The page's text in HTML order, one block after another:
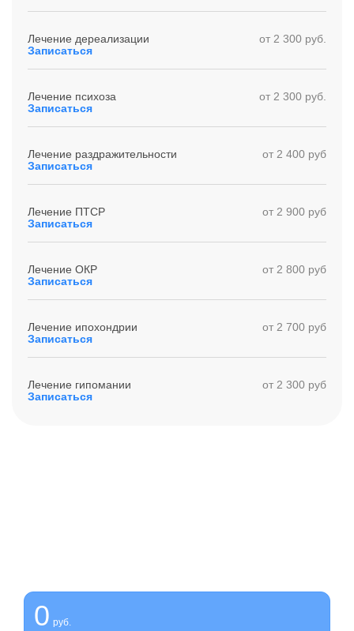
Лечение дереализации
от 2 300 руб.
Записаться
Лечение психоза
от 2 300 руб.
Записаться
Лечение раздражительности
от 2 400 руб
Записаться
Лечение ПТСР
от 2 900 руб
Записаться
Лечение ОКР
от 2 800 руб
Записаться
Лечение ипохондрии
от 2 700 руб
Записаться
Лечение гипомании
от 2 300 руб
Записаться
0 руб.